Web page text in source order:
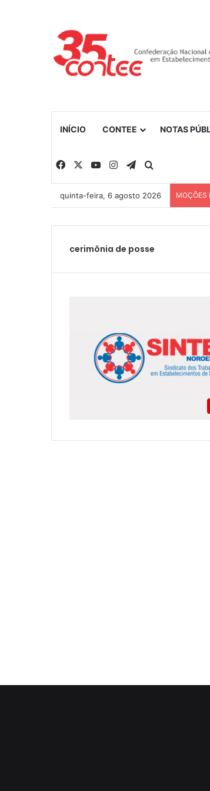
INÍCIO CONTEE NOTAS
Facebook YouTubeInstagramTelegram
quinta-feira, 6 agosto 2026 MOÇÕES
cerimônia de posse